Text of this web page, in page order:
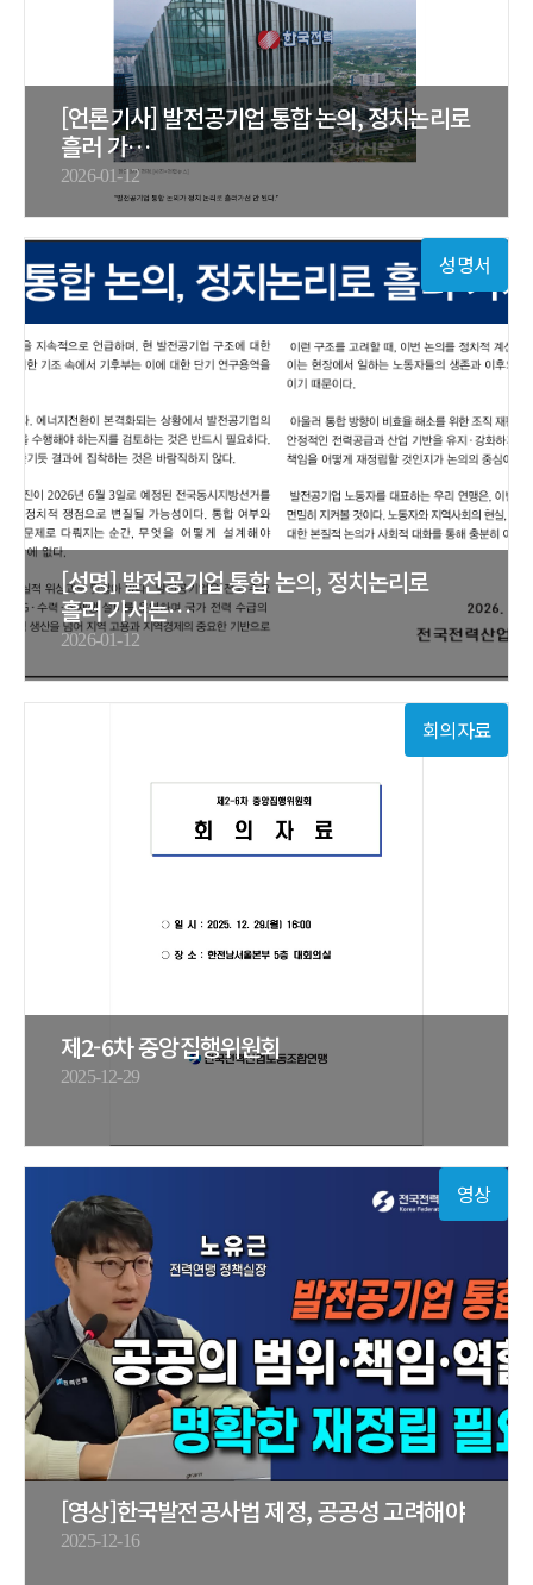
[언론기사] 발전공기업 통합 논의, 정치논리로
흘러 가…
2026-01-12
성명서
[성명] 발전공기업 통합 논의, 정치논리로
흘러 가서는…
2026-01-12
회의자료
제2-6차 중앙집행위원회
2025-12-29
영상
[영상]한국발전공사법 제정, 공공성 고려해야
2025-12-16